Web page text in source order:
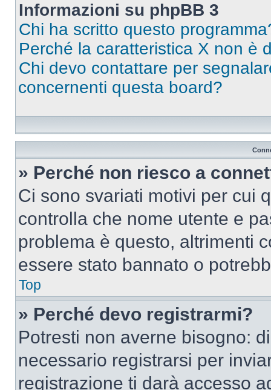
Informazioni su phpBB 3
Chi ha scritto questo
Perché la caratteristica X non è
Chi devo contattare per
concernenti questa board?
» Perché non riesco a
Ci sono svariati motivi per cui
controlla che nome utente e
problema è questo, altrimenti
essere stato bannato o
Top
» Perché devo registrarmi?
Potresti non averne bisogno:
necessario registrarsi per
registrazione ti darà accesso